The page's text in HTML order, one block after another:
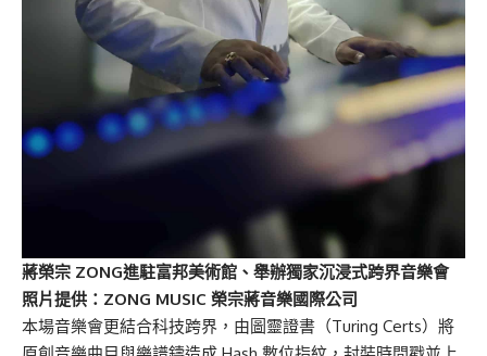
蔣榮宗 ZONG進駐富邦美術館、舉辦獨家沉浸式跨界音樂會
照片提供：ZONG MUSIC 榮宗蔣音樂國際公司
本場音樂會更結合科技跨界，由圖靈證書（Turing Certs）將